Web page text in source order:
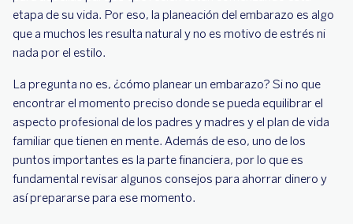
etapa de su vida. Por eso, la planeación del embarazo es algo
que a muchos les resulta natural y no es motivo de estrés ni
nada por el estilo.
La pregunta no es, ¿cómo planear un embarazo? Si no que
encontrar el momento preciso donde se pueda equilibrar el
aspecto profesional de los padres y madres y el plan de vida
familiar que tienen en mente. Además de eso, uno de los
puntos importantes es la parte financiera, por lo que es
fundamental revisar algunos consejos para ahorrar dinero y
así prepararse para ese momento.